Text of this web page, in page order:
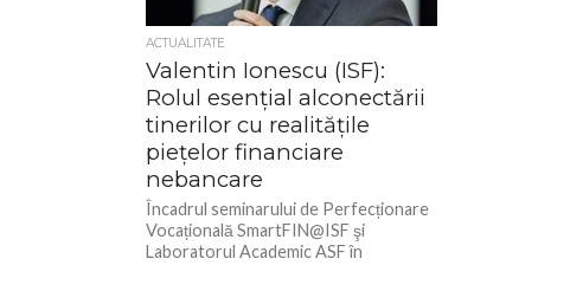
ACTUALITATE
Valentin Ionescu (ISF):
Rolul esențial alconectării
tinerilor cu realitățile
piețelor financiare
nebancare
Încadrul seminarului de Perfecționare
Vocațională SmartFIN@ISF şi
Laboratorul Academic ASF în